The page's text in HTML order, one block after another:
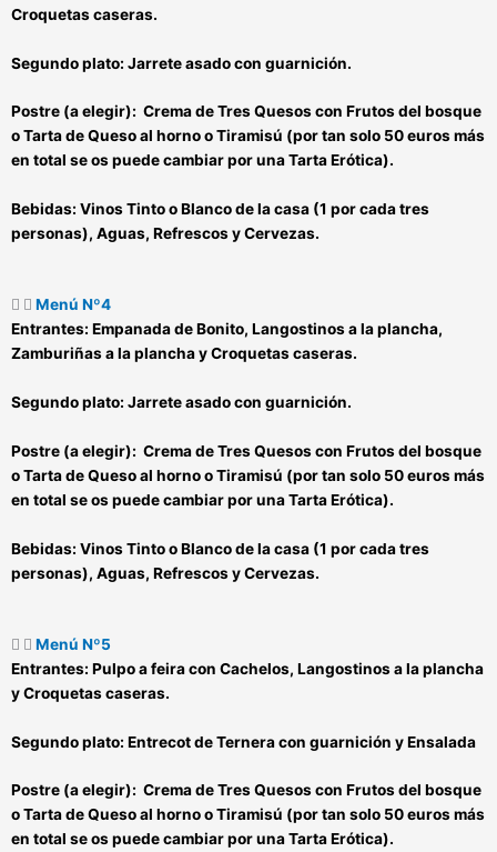
Croquetas caseras.
Segundo plato: Jarrete asado con guarnición.
Postre (a elegir): Crema de Tres Quesos con Frutos del bosque
o Tarta de Queso al horno o Tiramisú (por tan solo 50 euros más
en total se os puede cambiar por una Tarta Erótica).
Bebidas: Vinos Tinto o Blanco de la casa (1 por cada tres
personas), Aguas, Refrescos y Cervezas.
Menú Nº4
Entrantes: Empanada de Bonito, Langostinos a la plancha,
Zamburiñas a la plancha y Croquetas caseras.
Segundo plato: Jarrete asado con guarnición.
Postre (a elegir): Crema de Tres Quesos con Frutos del bosque
o Tarta de Queso al horno o Tiramisú (por tan solo 50 euros más
en total se os puede cambiar por una Tarta Erótica).
Bebidas: Vinos Tinto o Blanco de la casa (1 por cada tres
personas), Aguas, Refrescos y Cervezas.
Menú Nº5
Entrantes: Pulpo a feira con Cachelos, Langostinos a la plancha
y Croquetas caseras.
Segundo plato: Entrecot de Ternera con guarnición y Ensalada
Postre (a elegir): Crema de Tres Quesos con Frutos del bosque
o Tarta de Queso al horno o Tiramisú (por tan solo 50 euros más
en total se os puede cambiar por una Tarta Erótica).